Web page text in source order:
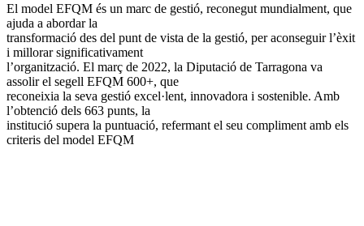
El model EFQM és un marc de gestió, reconegut mundialment, que
ajuda a abordar la
transformació des del punt de vista de la gestió, per aconseguir l’èxit
i millorar significativament
l’organització. El març de 2022, la Diputació de Tarragona va
assolir el segell EFQM 600+, que
reconeixia la seva gestió excel·lent, innovadora i sostenible. Amb
l’obtenció dels 663 punts, la
institució supera la puntuació, refermant el seu compliment amb els
criteris del model EFQM